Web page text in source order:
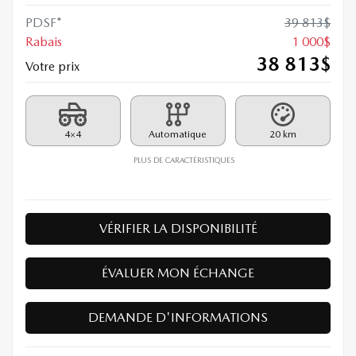
PDSF* 39 813$
Rabais
1 000$
Votre prix
38 813$
4×4 Automatique 20 km
PLUS DE CARACTÉRISTIQUES
VÉRIFIER LA DISPONIBILITÉ
ÉVALUER MON ÉCHANGE
DEMANDE D'INFORMATIONS